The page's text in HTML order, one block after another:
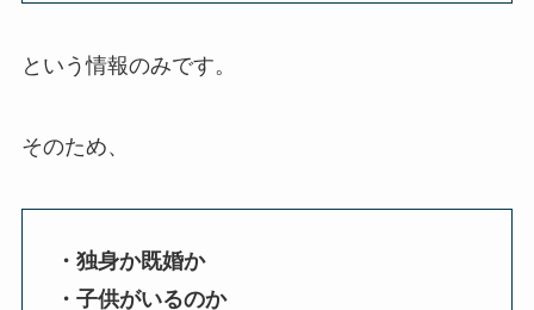
という情報のみです。
そのため、
・独身か既婚か
・子供がいるのか